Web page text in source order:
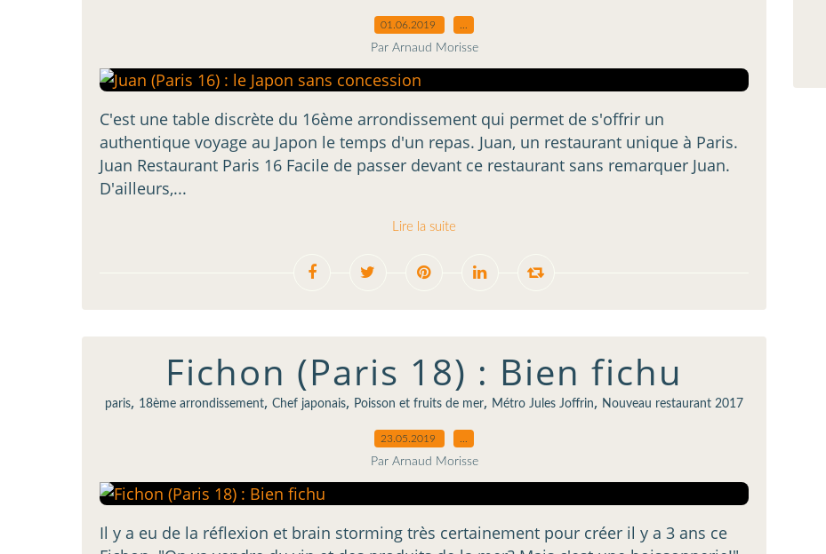
01.06.2019
Par Arnaud Morisse
C'est une table discrète du 16ème arrondissement qui permet de s'offrir un
authentique voyage au Japon le temps d'un repas. Juan, un restaurant unique à Paris.
Juan Restaurant Paris 16 Facile de passer devant ce restaurant sans remarquer Juan.
D'ailleurs,...
Lire la suite
Fichon (Paris 18) : Bien fichu
paris, 18ème arrondissement, Chef japonais, Poisson et fruits de mer, Métro Jules Joffrin, Nouveau restaurant 2017
23.05.2019
Par Arnaud Morisse
Il y a eu de la réflexion et brain storming très certainement pour créer il y a 3 ans ce